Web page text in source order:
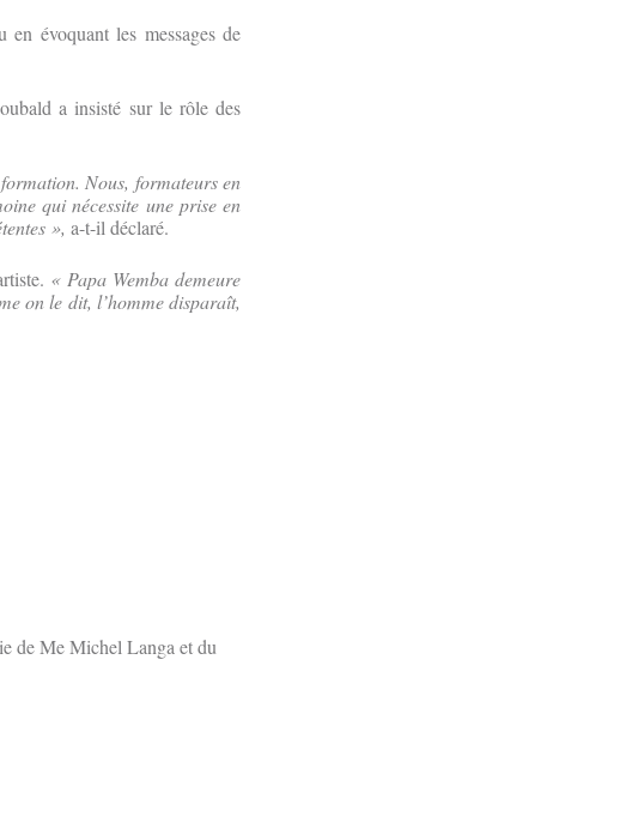
évoquant les messages de
a insisté sur le rôle des
Nous, formateurs en
qui nécessite une prise en
», a-t-il déclaré.
« Papa Wemba demeure
on le dit, l’homme disparaît,
de Me Michel Langa et du